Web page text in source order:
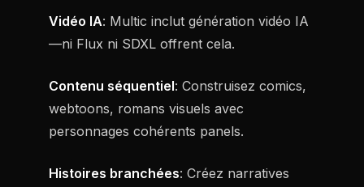
Vidéo IA: Multic inclut génération vidéo IA
—ni Flux ni SDXL offrent cela.
Contenu séquentiel: Construisez comics,
webtoons, romans visuels avec
personnages cohérents panels.
Histoires branchées: Créez narratives